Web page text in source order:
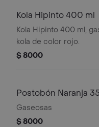
Kola Hipinto 400 ml
Kola Hipinto 400 ml,
kola de color rojo.
$ 8000
Postobón Naranja
Gaseosas
$ 8000